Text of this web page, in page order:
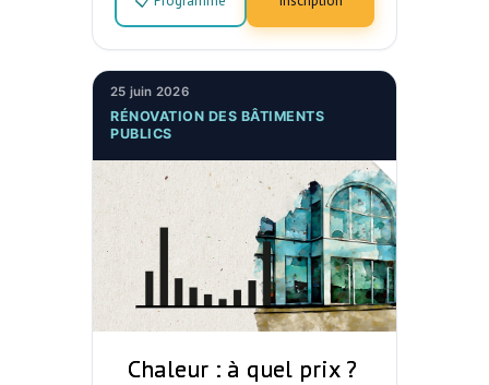
25 juin 2026
RÉNOVATION DES BÂTIMENTS
PUBLICS
Chaleur : à quel prix ?